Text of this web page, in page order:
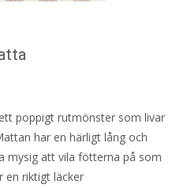
poppigt rutmönster som livar
har en härligt lång och
mysig att vila fötterna på som
en riktigt läcker